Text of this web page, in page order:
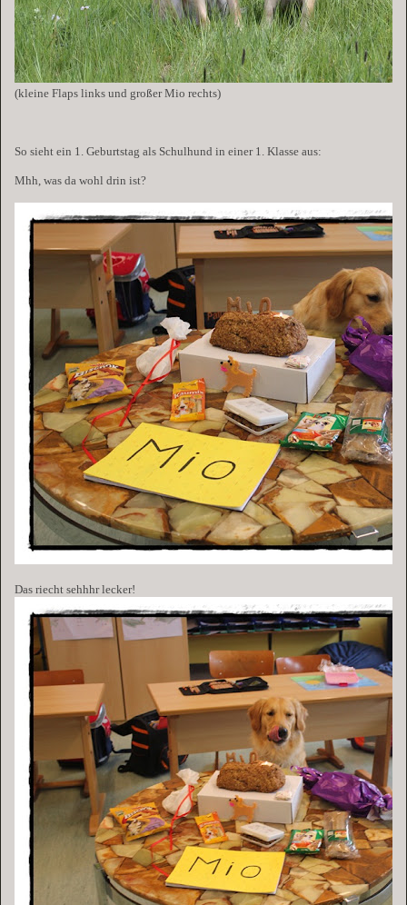
(kleine Flaps links und großer Mio rechts)
So sieht ein 1. Geburtstag als Schulhund in einer 1. Klasse aus:
Mhh, was da wohl drin ist?
Das riecht sehhhr lecker!